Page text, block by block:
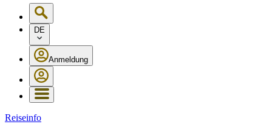
DE
Anmeldung
Reiseinfo